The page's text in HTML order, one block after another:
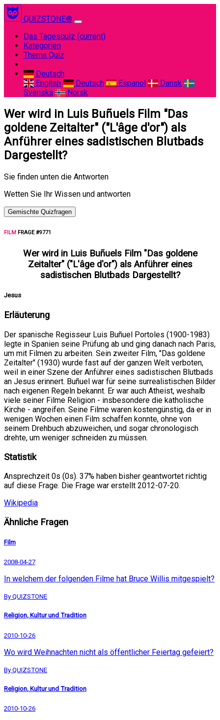
QUIZSTONE®
Das Tagesquiz (current)
Kategorien
Thema Quiz
Deutsch
English
Deutsch Espanol
Dansk
Svenska
Norsk
Wer wird in Luis Buñuels Film "Das
goldene Zeitalter" ("L'âge d'or") als
Anführer eines sadistischen Blutbads
Dargestellt?
Sie finden unten die Antworten
Wetten Sie Ihr Wissen und antworten
Gemischte Quizfragen
FILM FRAGE #9771
Wer wird in Luis Buñuels Film "Das goldene
Zeitalter" ("L'âge d'or") als Anführer eines
sadistischen Blutbads Dargestellt?
Jesus
Erläuterung
Der spanische Regisseur Luis Buñuel Portoles (1900-1983)
legte in Spanien seine Prüfung ab und ging danach nach Paris,
um mit Filmen zu arbeiten. Sein zweiter Film, "Das goldene
Zeitalter" (1930) wurde fast auf der ganzen Welt verboten,
weil in einer Szene der Anführer eines sadistischen Blutbads
an Jesus erinnert. Buñuel war für seine surrealistischen Bilder
nach eigenen Regeln bekannt. Er war auch Atheist, weshalb
viele seiner Filme Religion - insbesondere die katholische
Kirche - angreifen. Seine Filme waren kostengünstig, da er in
wenigen Wochen einen Film schaffen konnte, ohne von
seinem Drehbuch abzuweichen, und sogar chronologisch
drehte, um weniger schneiden zu müssen.
Statistik
Ansprechzeit 0s (0s). 37% haben bisher geantwortet richtig
auf diese Frage. Die Frage war erstellt 2012-07-20.
Wikipedia
Ähnliche Fragen
Film
2008-04-27
In welchem der folgenden Filme hat Bruce Willis mitgespielt?
By QUIZSTONE
Religion, Kultur und Tradition
2010-10-26
Wo wird Weihnachten nicht als öffentlicher Feiertag gefeiert?
By QUIZSTONE
Religion, Kultur und Tradition
2010-10-26